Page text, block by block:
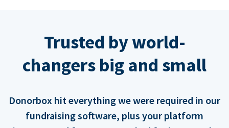
Trusted by world-
changers big and small
Donorbox hit everything we were required in our
fundraising software, plus your platform